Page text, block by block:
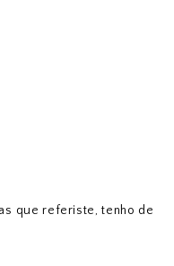
que referiste, tenho de